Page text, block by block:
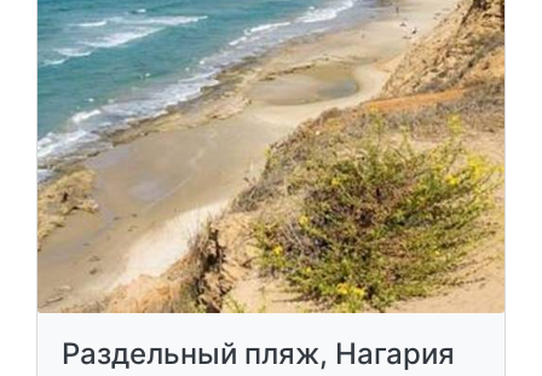
Раздельный пляж, Нагария